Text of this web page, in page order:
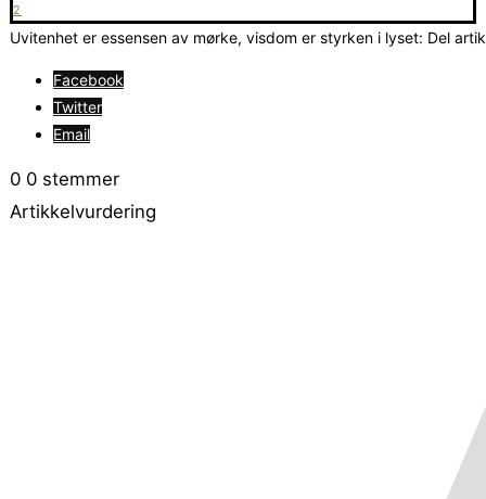
2
Uvitenhet er essensen av mørke, visdom er styrken i lyset: Del
Facebook
Twitter
Email
0 0 stemmer
Artikkelvurdering